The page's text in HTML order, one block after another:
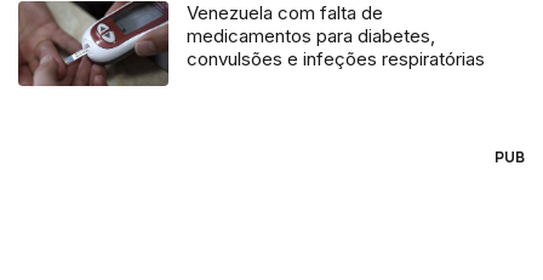
Venezuela com falta de
medicamentos para diabetes,
convulsões e infeções respiratórias
PUB